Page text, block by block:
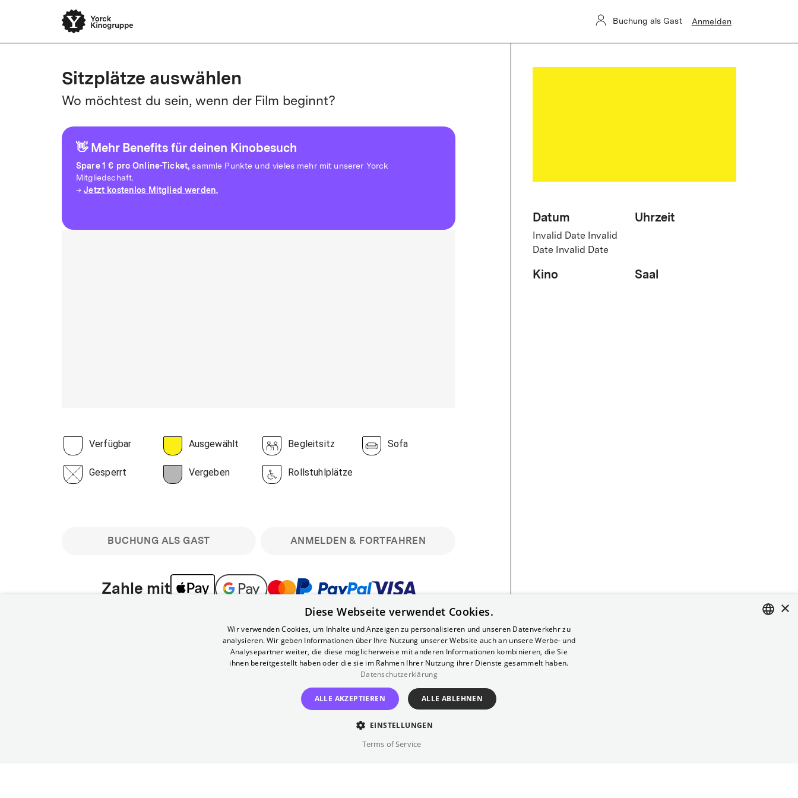
Buchung als Gast Anmelden
Sitzplätze auswählen
Wo möchtest du sein, wenn der Film beginnt?
👋 Mehr Benefits für deinen Kinobesuch
Spare1 € pro Online-Ticket, sammle Punkte und vieles mehr mit unserer Yorck
Mitgliedschaft.
→Jetzt kostenlos Mitglied werden.
Verfügbar Ausgewählt Begleitsitz Sofa
Gesperrt Vergeben Rollstuhlplätze
BUCHUNG ALS GAST ANMELDEN & FORTFAHREN
Zahle mit
Bitte beachte: Gastbuchungen sind nicht stornierbar. Registriere dich kostenlos für bis zu 90
min vor Filmbeginn stornierbare Tickets für reguläre Vorstellungen. Unlimited-Mitglied?
Melde dich an, um deine Benefits nutzen zu können.
Nur sofern du die Buchung angemeldet mit einem kostenlosen Yorck-Mitgliedskonto
Datum
Invalid Date Invalid
Date Invalid Date
Uhrzeit
Kino Saal
×
Diese Webseite verwendet Cookies.
Wir verwenden Cookies, um Inhalte und Anzeigen zu personalisieren und unseren Datenverkehr zu
analysieren. Wir geben Informationen über Ihre Nutzung unserer Website auch an unsere Werbe- und
Analysepartner weiter, die diese möglicherweise mit anderen Informationen kombinieren, die Sie
ihnen bereitgestellt haben oder die sie im Rahmen Ihrer Nutzung ihrer Dienste gesammelt haben.
Datenschutzerklärung
ALLE AKZEPTIEREN ALLE ABLEHNEN
EINSTELLUNGEN
Terms of Service